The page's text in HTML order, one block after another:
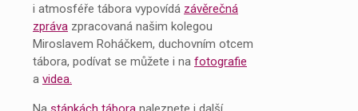
i atmosféře tábora vypovídá závěrečná
zpráva zpracovaná našim kolegou
Miroslavem Roháčkem, duchovním otcem
tábora, podívat se můžete i na fotografie
a videa.